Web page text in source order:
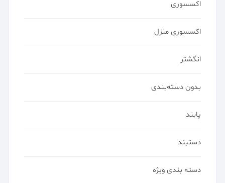
اکسسوری
اکسسوری منزل
انگشتر
بدون دسته‌بندی
پابند
دستبند
دسته بندی ویژه